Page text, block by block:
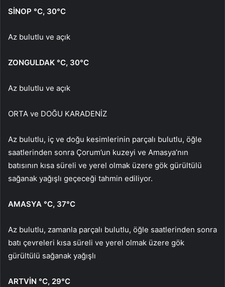
SİNOP °C, 30°C
Az bulutlu ve açık
ZONGULDAK °C, 30°C
Az bulutlu ve açık
ORTA ve DOĞU KARADENİZ
Az bulutlu, iç ve doğu kesimlerinin parçalı bulutlu, öğle
saatlerinden sonra Çorum’un kuzeyi ve Amasya’nın
batısının kısa süreli ve yerel olmak üzere gök gürültülü
sağanak yağışlı geçeceği tahmin ediliyor.
AMASYA °C, 37°C
Az bulutlu, zamanla parçalı bulutlu, öğle saatlerinden sonra
batı çevreleri kısa süreli ve yerel olmak üzere gök
gürültülü sağanak yağışlı
ARTVİN °C, 29°C